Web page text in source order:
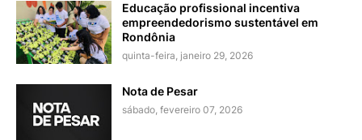
Educação profissional incentiva
empreendedorismo sustentável em
Rondônia
quinta-feira, janeiro 29, 2026
Nota de Pesar
sábado, fevereiro 07, 2026